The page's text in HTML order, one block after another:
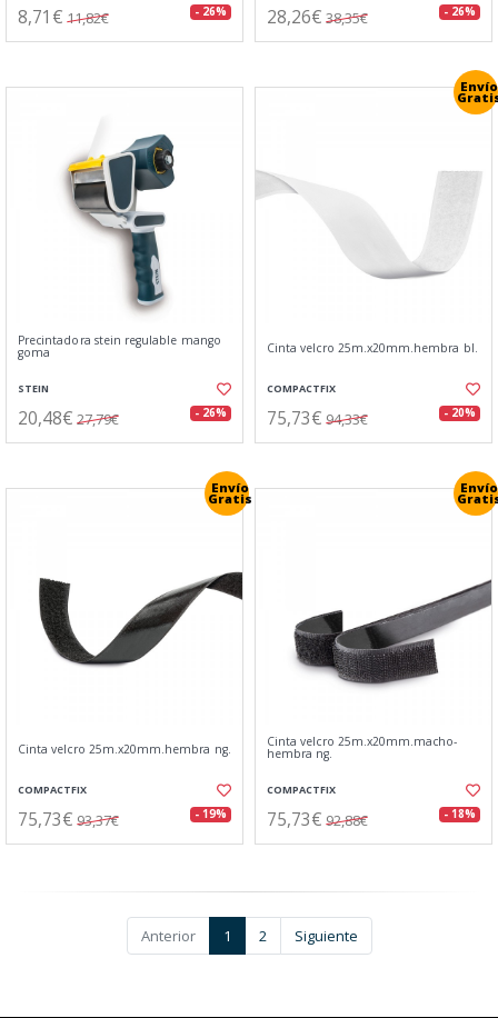
8,71€ 11,82€ - 26% 28,26€ 38,35€ - 26%
Precintadora stein regulable mango
goma
STEIN
20,48€ 27,79€ - 26%
Envío
Cinta velcro 25m.x20mm.hembra bl.
COMPACTFIX
75,73€ 94,33€ - 20%
Envío
Gratis
Cinta velcro 25m.x20mm.hembra ng.
COMPACTFIX
75,73€ 93,37€ - 19%
Envío
Cinta velcro 25m.x20mm.macho-
hembra ng.
COMPACTFIX
75,73€ 92,88€ - 18%
Anterior 1 2 Siguiente